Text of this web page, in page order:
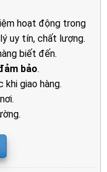
tại
là:
495.000₫.
hoạt động trong
uy tín, chất lượng.
biết đến.
bảo.
khi giao hàng.